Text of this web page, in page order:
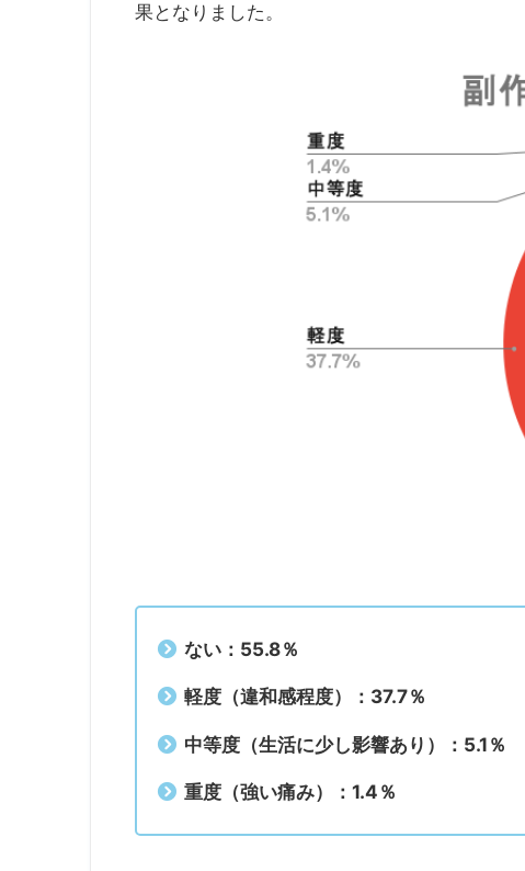
果となりました。
ない：55.8％
軽度（違和感程度）：37.7％
中等度（生活に少し影響あり）：5.1％
重度（強い痛み）：1.4％